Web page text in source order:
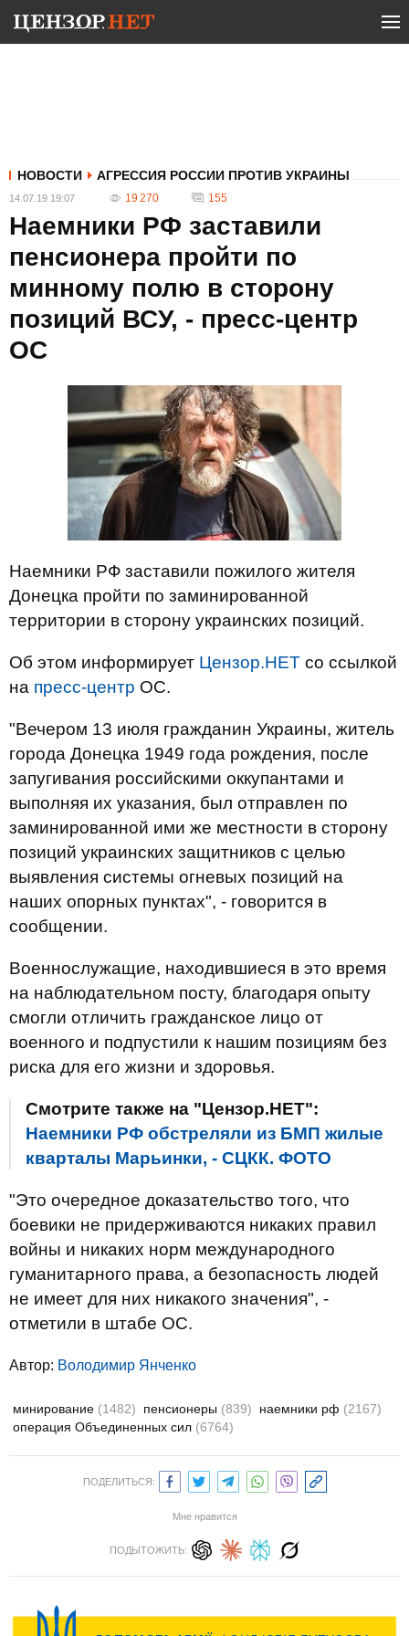
НОВОСТИ АГРЕССИЯ РОССИИ ПРОТИВ УКРАИНЫ
14.07.19 19:07 19 270 155
Наемники РФ заставили
пенсионера пройти по
минному полю в сторону
позиций ВСУ, - пресс-центр
ОС
Наемники РФ заставили пожилого жителя
Донецка пройти по заминированной
территории в сторону украинских позиций.
Об этом информирует Цензор.НЕТ со ссылкой
на пресс-центр ОС.
"Вечером 13 июля гражданин Украины, житель
города Донецка 1949 года рождения, после
запугивания российскими оккупантами и
выполняя их указания, был отправлен по
заминированной ими же местности в сторону
позиций украинских защитников с целью
выявления системы огневых позиций на
наших опорных пунктах", - говорится в
сообщении.
Военнослужащие, находившиеся в это время
на наблюдательном посту, благодаря опыту
смогли отличить гражданское лицо от
военного и подпустили к нашим позициям без
риска для его жизни и здоровья.
Смотрите также на "Цензор.НЕТ":
Наемники РФ обстреляли из БМП жилые
кварталы Марьинки, - СЦКК. ФОТО
"Это очередное доказательство того, что
боевики не придерживаются никаких правил
войны и никаких норм международного
гуманитарного права, а безопасность людей
не имеет для них никакого значения", -
отметили в штабе ОС.
Автор: Володимир Янченко
минирование (1482) пенсионеры (839) наемники рф (2167)
операция Объединенных сил (6764)
ПОДЕЛИТЬСЯ:
Мне нравится
ПОДЫТОЖИТЬ: